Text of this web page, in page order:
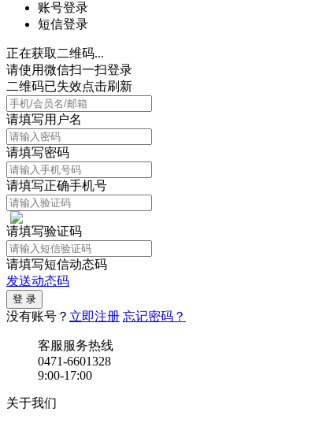
账号登录
短信登录
正在获取二维码...
请使用微信扫一扫登录
二维码已失效点击刷新
请填写用户名
请填写密码
请填写正确手机号
请填写验证码
请填写短信动态码
发送动态码
没有账号？ 立即注册 忘记密码？
客服服务热线
0471-6601328
9:00-17:00
关于我们